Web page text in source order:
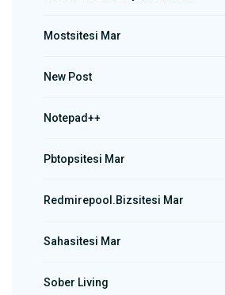
Mostsitesi Mar
New Post
Notepad++
Pbtopsitesi Mar
Redmirepool.bizsitesi Mar
Sahasitesi Mar
Sober Living